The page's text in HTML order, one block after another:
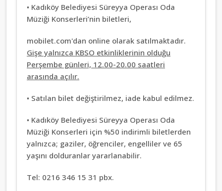
• Kadıköy Belediyesi Süreyya Operası Oda
Müziği Konserleri’nin biletleri,
mobilet.com'dan online olarak satılmaktadır.
Gişe yalnızca KBSO etkinliklerinin olduğu
Perşembe günleri, 12.00-20.00 saatleri
arasında açılır.
• Satılan bilet değiştirilmez, iade kabul edilmez.
• Kadıköy Belediyesi Süreyya Operası Oda
Müziği Konserleri için %50 indirimli bi­letlerden
yalnızca; gaziler, öğrenciler, engelliler ve 65
yaşını dolduranlar yararlanabilir.
Tel: 0216 346 15 31 pbx.